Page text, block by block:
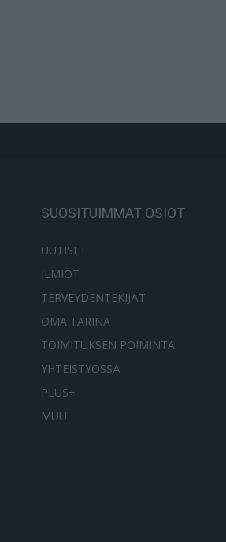
SUOSITUIMMAT OSIOT
UUTISET
ILMIÖT
TERVEYDENTEKIJÄT
OMA TARINA
TOIMITUKSEN POIMINTA
YHTEISTYÖSSÄ
PLUS+
MUU